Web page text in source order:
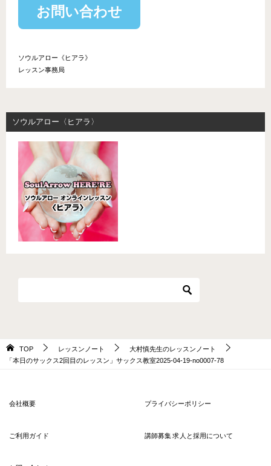
お問い合わせ
ソウルアロー《ヒアラ》
レッスン事務局
ソウルアロー〈ヒアラ〉
TOP レッスンノート
大村慎先生のレッスンノート
「本日のサックス2回目のレッスン」サックス教室2025-04-19-no0007-78
会社概要 プライバシーポリシー
ご利用ガイド 講師募集 求人と採用について